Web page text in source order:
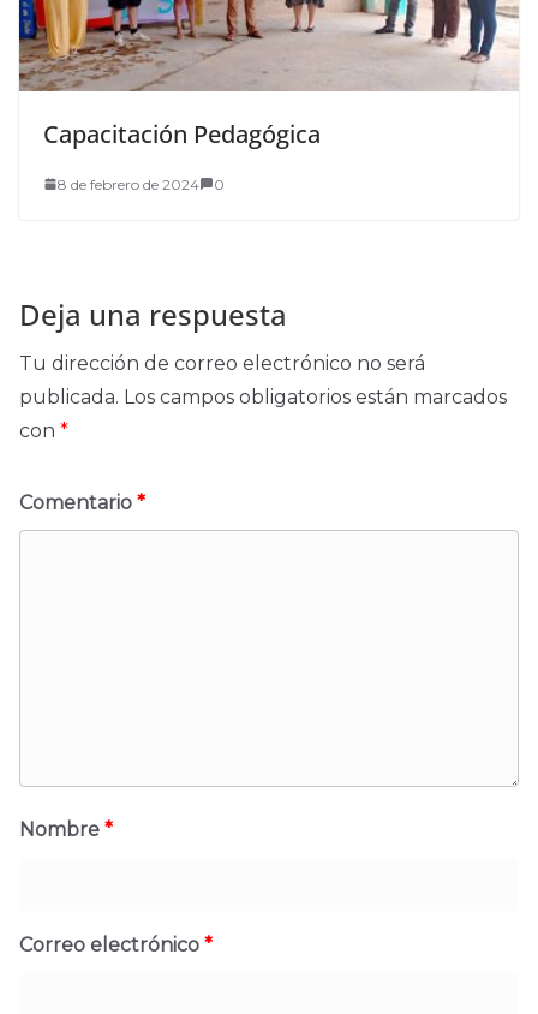
Capacitación Pedagógica
8 de febrero de 2024 0
Deja una respuesta
Tu dirección de correo electrónico no será
publicada. Los campos obligatorios están marcados
con *
Comentario *
Nombre *
Correo electrónico *